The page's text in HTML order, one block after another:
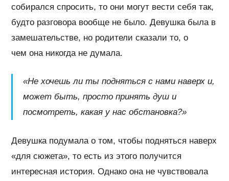
собирался спросить, то они могут вести себя так,
будто разговора вообще не было. Девушка была в
замешательстве, но родители сказали то, о
чем она никогда не думала.
«Не хочешь ли ты подняться с нами наверх и,
может быть, просто принять душ и
посмотреть, какая у нас обстановка?»
Девушка подумала о том, чтобы подняться наверх
«для сюжета», то есть из этого получится
интересная история. Однако она не чувствовала